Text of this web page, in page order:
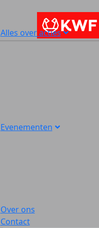
Alles over acties
Evenementen
Over ons
Contact